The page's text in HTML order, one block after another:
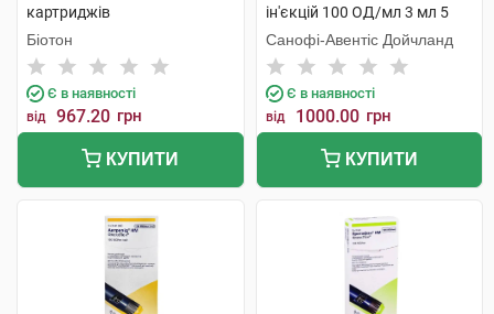
картриджів
Біотон
Є в наявності
від 967.20 грн
КУПИТИ
ін'єкцій 100 ОД/мл 3 мл 5
шприц
Санофі-Авентіс Дойчланд
Є в наявності
від 1000.00 грн
КУПИТИ